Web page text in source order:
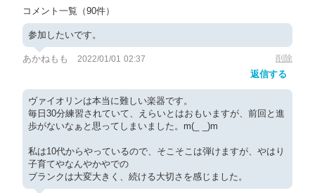
コメント一覧 （90件）
参加したいです。
あかねもも 2022/01/01 02:37 削除
返信する
ヴァイオリンは本当に難しい楽器です。
毎日30分練習されていて、えらいとはおもいますが、前回と進
歩がないなぁと思ってしまいました。m(_ _)m
私は10代からやっているので、そこそこは弾けますが、やはり
子育てやなんやかやでの
ブランクは大変大きく、続ける大切さを感じました。